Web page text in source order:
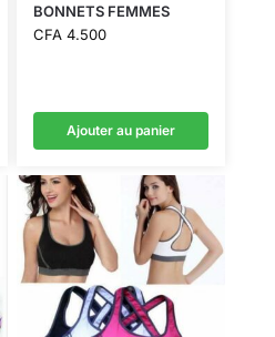
BONNETS FEMMES
CFA4.500
Ajouter au panier